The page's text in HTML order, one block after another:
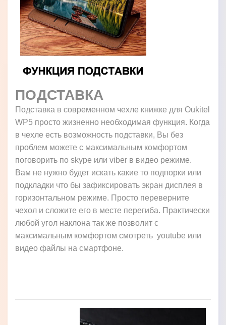
ПОДСТАВКА
Подставка в современном чехле книжке для Oukitel
WP5 просто жизненно необходимая функция. Когда
в чехле есть возможность подставки, Вы без
проблем можете с максимальным комфортом
поговорить по skype или viber в видео режиме.
Вам не нужно будет искать какие то подпорки или
подкладки что бы зафиксировать экран дисплея в
горизонтальном режиме. Просто переверните
чехол и сложите его в месте перегиба. Практически
любой угол наклона так же позволит с
максимальным комфортом смотреть youtube или
видео файлы на смартфоне.